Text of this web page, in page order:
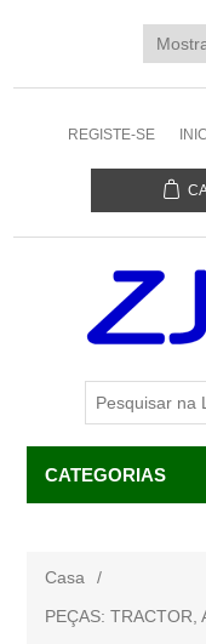
REGISTE-SE
CATEGORIAS
Casa
/
PEÇAS: TRACTOR,